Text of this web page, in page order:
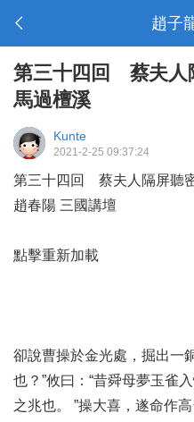
趙子
第三十四回 蔡夫
馬過檀溪
Kunte
2021-2-25 09:37:24
第三十四回 蔡夫人隔屏聽
趙春陽 三國講壇
點擊重新加載
卻說曹操於金光處，掘出一
也？”攸曰：“昔舜母夢玉雀
之兆也。 ”操大喜，遂命作